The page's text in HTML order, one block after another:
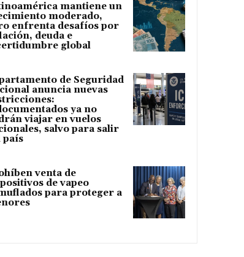
mantiene un
moderado,
enfrenta desafíos por
deuda e
global
de Seguridad
anuncia nuevas
ya no
viajar en vuelos
salvo para salir
país
venta de
de vapeo
para proteger a